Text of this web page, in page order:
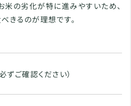
の劣化が特に進みやすいため、
きるのが理想です。
ずご確認ください）